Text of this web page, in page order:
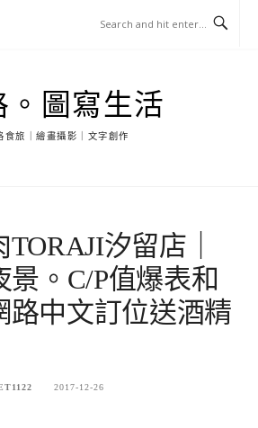
。圖寫生活
食旅｜繪畫攝影｜文字創作
汐留店｜
景。C/P值爆表和
路中文訂位送酒精
2017-12-26